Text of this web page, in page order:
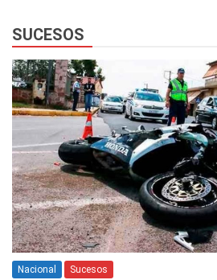
SUCESOS
Nacional Sucesos